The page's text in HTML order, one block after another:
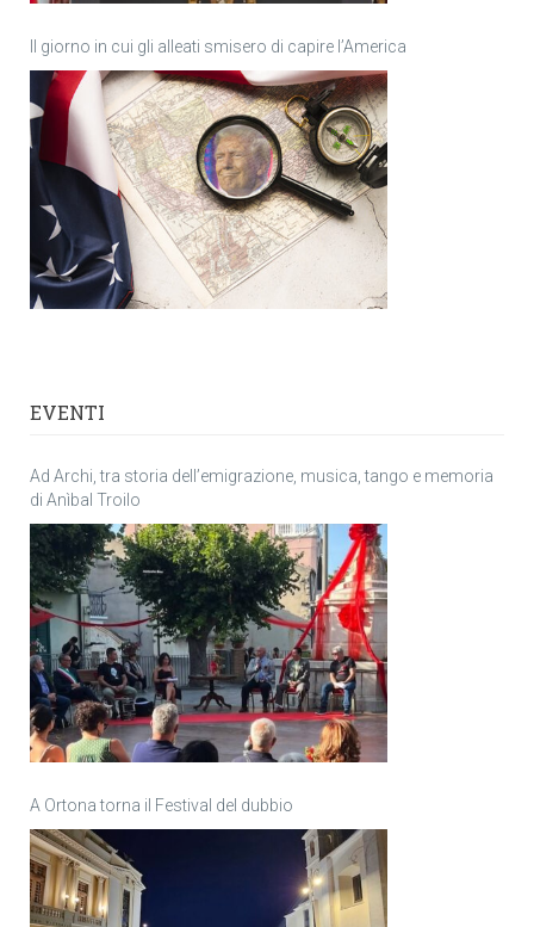
Il giorno in cui gli alleati smisero di capire l’America
EVENTI
Ad Archi, tra storia dell’emigrazione, musica, tango e memoria
di Anìbal Troilo
A Ortona torna il Festival del dubbio